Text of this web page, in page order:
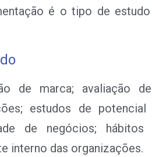
é o tipo de
de marca; avaliação
estudos de
de negócios;
interno das organizações.